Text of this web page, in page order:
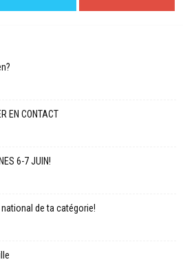
EN CONTACT
6-7 JUIN!
de ta catégorie!